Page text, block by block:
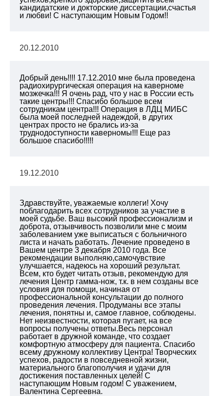
кандидатские и докторские диссертации,счастья
и любви! С наступающим Новым Годом!!
20.12.2010
Добрый день!!!! 17.12.2010 мне была проведена
радиохирургическая операция на каверноме
мозжечка!!! Я очень рад, что у нас в России есть
такие центры!!! Спасибо большое всем
сотрудникам центра!!! Операция в ЛДЦ МИБС
была моей последней надеждой, в других
центрах просто не брались из-за
труднодоступности каверномы!!! Еще раз
большое спасибо!!!!!
19.12.2010
Здравствуйте, уважаемые коллеги! Хочу
поблагодарить всех сотрудников за участие в
моей судьбе. Ваш высокий профессионализм и
доброта, отзывчивость позволили мне с моим
заболеванием уже выписаться с больничного
листа и начать работать. Лечение проведено в
Вашем центре 3 декабря 2010 года. Все
рекомендации выполняю,самочувствие
улучшается, надеюсь на хороший результат.
Всем, кто будет читать отзыв, рекомендую для
лечения Центр гамма-нож, т.к. в нем созданы все
условия для помощи, начиная от
профессиональной консультации до полного
проведения лечения. Продуманы все этапы
лечения, понятны и, самое главное, соблюдены.
Нет неизвестности, которая пугает, на все
вопросы получены ответы.Весь персонал
работает в дружной команде, что создает
комфортную атмосферу для пациента. Спасибо
всему дружному коллективу Центра! Творческих
успехов, радости в повседневной жизни,
материального благополучия и удачи для
достижения поставленных целей! С
наступающим Новым годом! С уважением,
Валентина Сергеевна.